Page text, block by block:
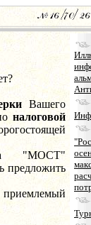
Вашего
налоговой
"МОСТ"
предложить